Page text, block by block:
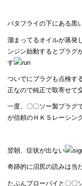
バタフライの下にある黒
溜まってるオイルが蒸発
ンジン始動するとプラグ
す
ついでにプラグも点検す
正なので純正で取寄せて
一度、〇〇ソー製プラグ
が信頼のＨＫＳレーシン
翌朝、症状が出ない
奇跡的に沼尻の読みは当
たぶんブローバイと〇〇